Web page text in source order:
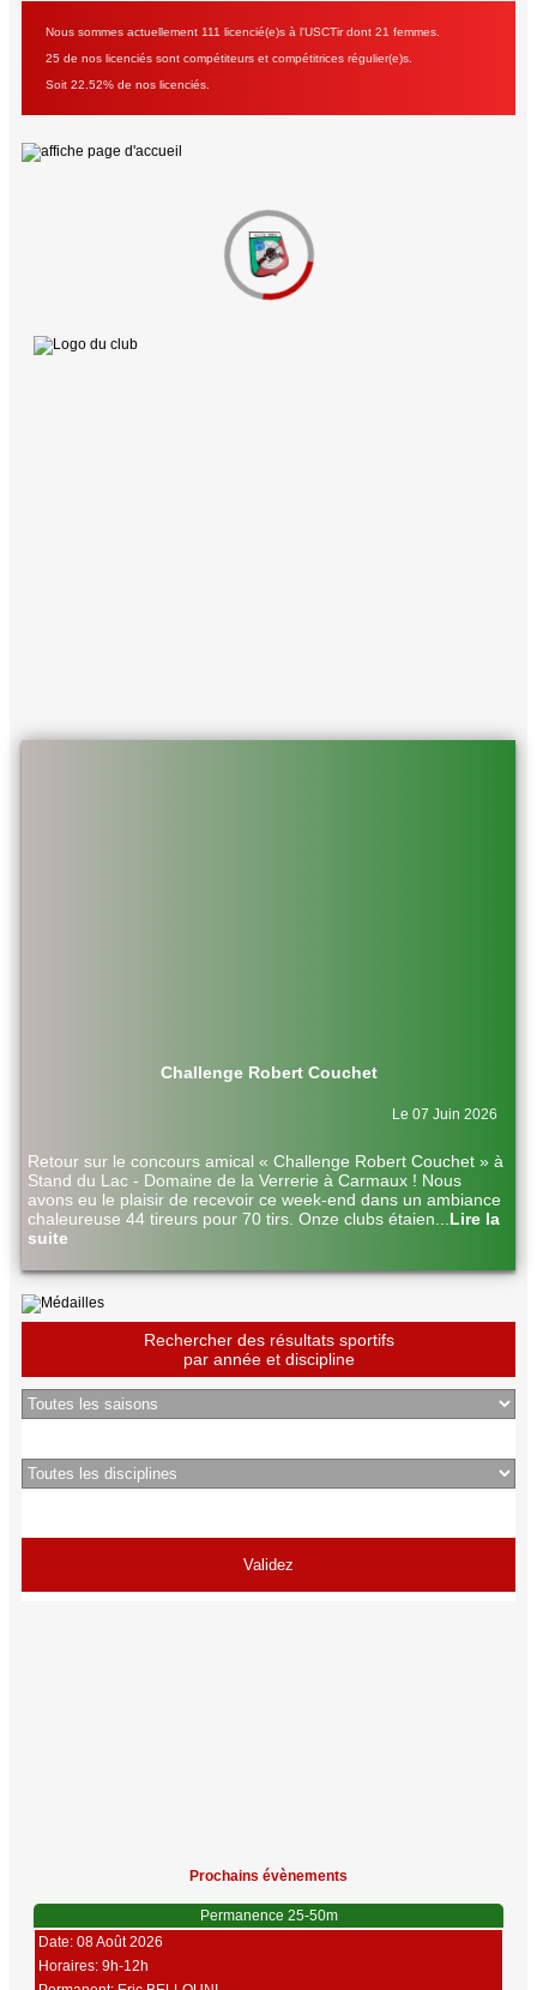
Nous sommes actuellement 111 licencié(e)s à l'USCTir dont 21 femmes.
25 de nos licenciés sont compétiteurs et compétitrices régulier(e)s.
Soit 22.52% de nos licenciés.
Challenge Robert Couchet
Le 07 Juin 2026
Retour sur le concours amical « Challenge Robert Couchet » à
Stand du Lac - Domaine de la Verrerie à Carmaux ! Nous
avons eu le plaisir de recevoir ce week-end dans un ambiance
chaleureuse 44 tireurs pour 70 tirs. Onze clubs étaien
Lire la
suite
Rechercher des résultats sportifs
par année et discipline
Prochains évènements
Permanence 25-50m
Date: 08 Août 2026
Horaires: 9h-12h